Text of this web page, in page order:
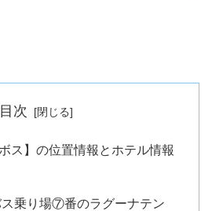
目次
ス】の位置情報とホテル情報
乗り場⑦番のラグーナテン